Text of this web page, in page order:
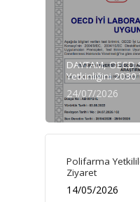
DAYTAM,
Yetkinliğini 2030
24/07/2026
Polifarma
Ziyaret
14/05/2026